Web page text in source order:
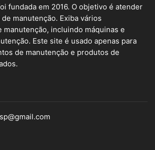
fundada em 2016. O objetivo é atender
manutenção. Exiba vários
manutenção, incluindo máquinas e
Este site é usado apenas para
de manutenção e produtos de